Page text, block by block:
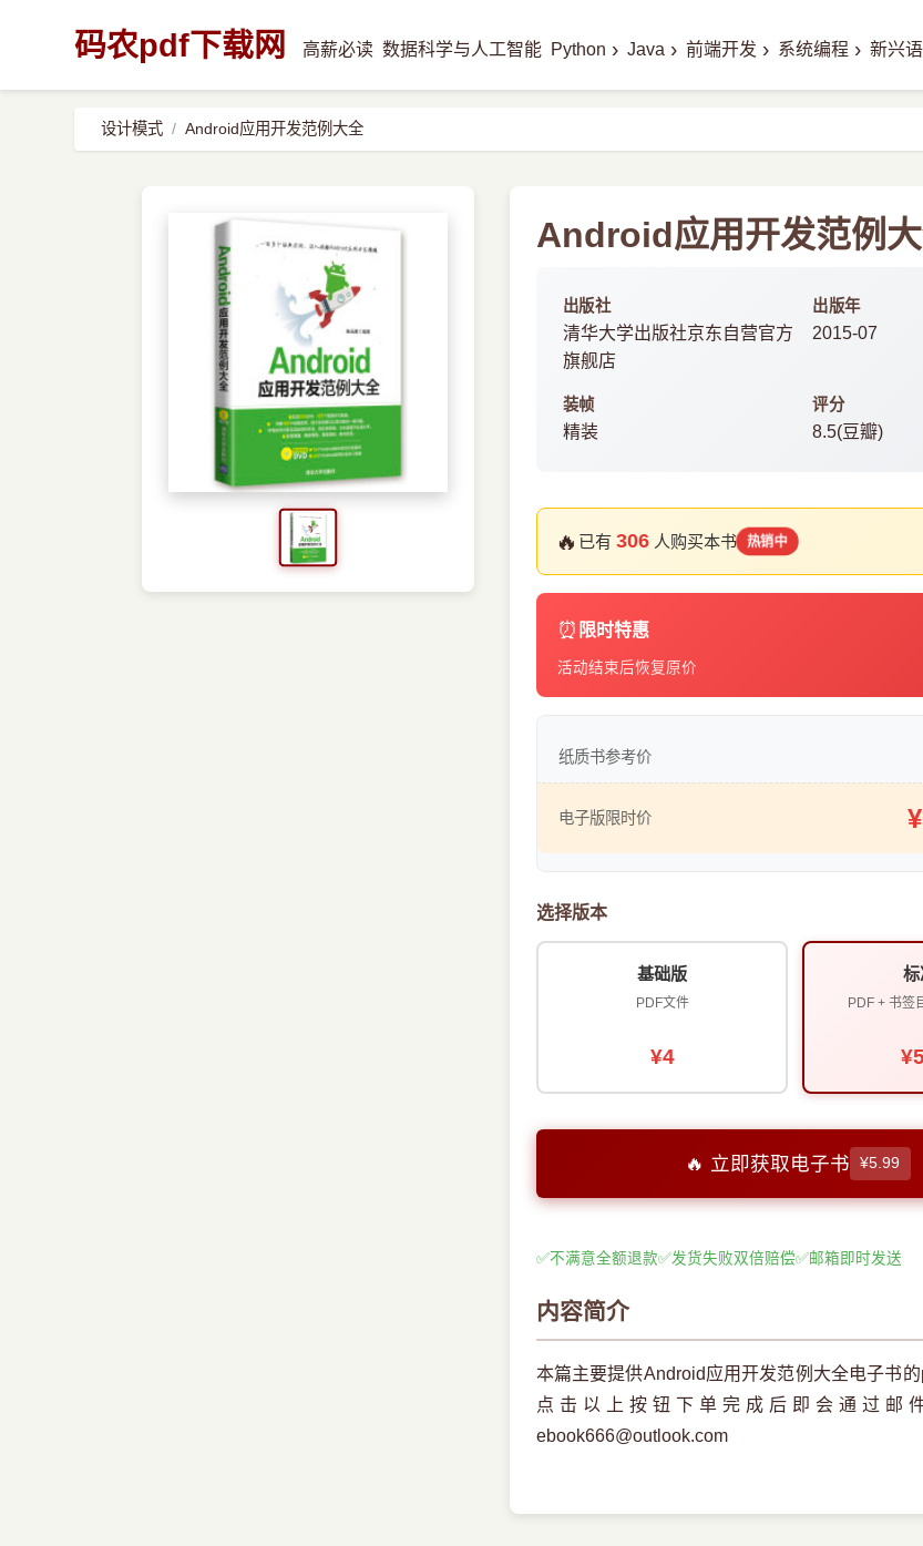
码农pdf下载网 高薪必读 数据科学与人工智能 Python › Java › 前端开发 › 系统编程 › 新兴
设计模式 Android应用开发范例大全
Android应用开发范例
出版社
清华大学出版社京东自营官方
旗舰店
出版年
2015-07
装帧
精装
评分
8.5(豆瓣)
🔥 已有 306人购买本书 热销中
⏰ 限时特惠
活动结束后恢复原价
纸质书参考价
电子版限时价
选择版本
基础版
PDF文件
¥4
PDF + 书签
🔥 立即获取电子书 ¥5.99
✅不满意全额退款✅发货失败双倍赔偿✅邮箱即时发送
内容简介
本篇主要提供Android应用开发范例大全电子书
点击以上按钮下单完成后即会通过邮
ebook666@outlook.com